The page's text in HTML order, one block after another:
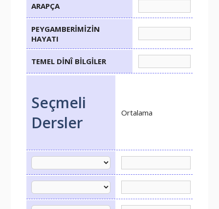
ARAPÇA
PEYGAMBERİMİZİN
HAYATI
TEMEL DİNÎ BİLGİLER
Seçmeli
Dersler
Ortalama